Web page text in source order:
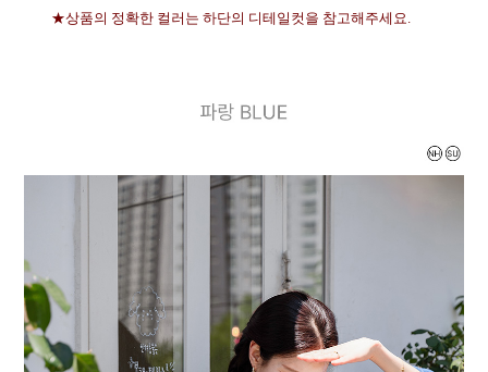
★상품의 정확한 컬러는 하단의 디테일컷을 참고해주세요.